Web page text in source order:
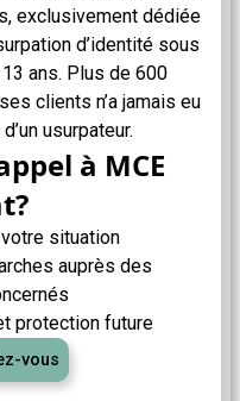
exclusivement dédiée
d’identité sous
ans. Plus de 600
clients n’a jamais eu
usurpateur.
à MCE
situation
auprès des
protection future
vous